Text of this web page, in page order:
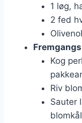
1 løg,
2 fed
Kog
Riv
Sauter